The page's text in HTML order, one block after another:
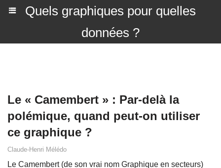
Quels graphiques pour quelles
données ?
Le « Camembert » : Par-delà la
polémique, quand peut-on utiliser
ce graphique ?
Claude-Henri Mélédo
Le Camembert (de son vrai nom Graphique en secteurs)